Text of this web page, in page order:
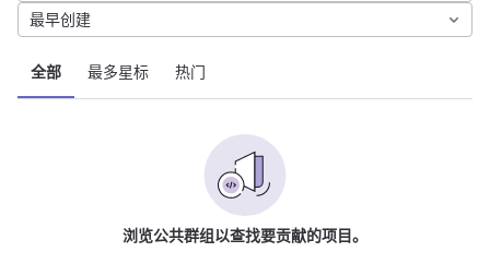
全部 最多星标 热门
最早创建
浏览公共群组以查找要贡献的项目。